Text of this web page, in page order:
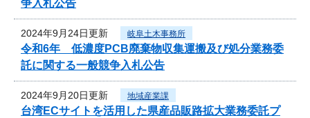
争入札公告
2024年9月24日更新 岐阜土木事務所
令和6年 低濃度PCB廃棄物収集運搬及び処分業務委
託に関する一般競争入札公告
2024年9月20日更新 地域産業課
台湾ECサイトを活用した県産品販路拡大業務委託プ